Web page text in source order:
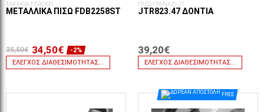
ΤΑΚΑΚΙΑ FERODO
ΜΕΤΑΛΛΙΚΆ ΠΊΣΩ FDB2258ST
35,50€ 34,50€
-2%
ΈΛΕΓΧΟΣ ΔΙΑΘΕΣΙΜΌΤΗΤΑΣ...
ΠΙΣΩ ΓΡΑΝΑΖΙ JT
JTR823.47 ΔΌΝΤΙΑ
39,20€
ΈΛΕΓΧΟΣ ΔΙΑΘΕΣΙΜΌΤΗΤΑΣ...
FREE